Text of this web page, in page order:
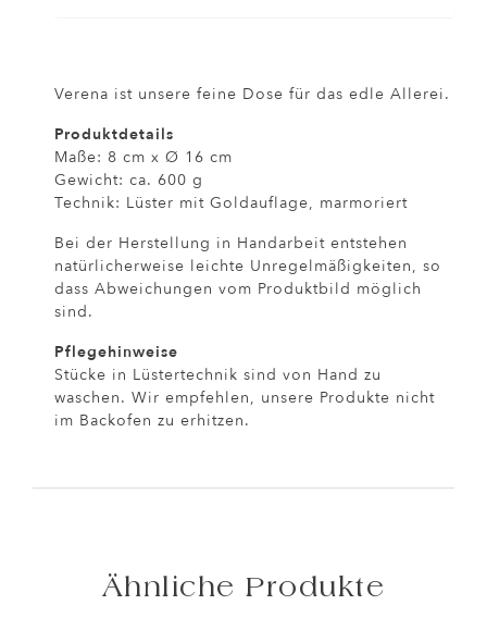
Verena ist unsere feine Dose für das edle Allerei.
Produktdetails
Maße: 8 cm x Ø 16 cm
Gewicht: ca. 600 g
Technik: Lüster mit Goldauflage, marmoriert
Bei der Herstellung in Handarbeit entstehen
natürlicherweise leichte Unregelmäßigkeiten, so
dass Abweichungen vom Produktbild möglich
sind.
Pflegehinweise
Stücke in Lüstertechnik sind von Hand zu
waschen. Wir empfehlen, unsere Produkte nicht
im Backofen zu erhitzen.
Ähnliche Produkte